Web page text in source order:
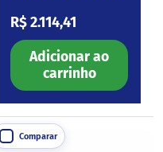
Preço normal
R$ 2.114,41
Adicionar ao
carrinho
Comparar